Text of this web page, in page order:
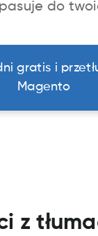
do
gratis i
Magento
z